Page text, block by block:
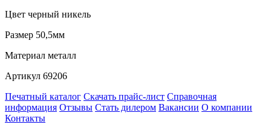
Цвет черный никель
Размер 50,5мм
Материал металл
Артикул 69206
Печатный каталог Скачать прайс-лист Справочная
информация Отзывы Стать дилером Вакансии О компании
Контакты